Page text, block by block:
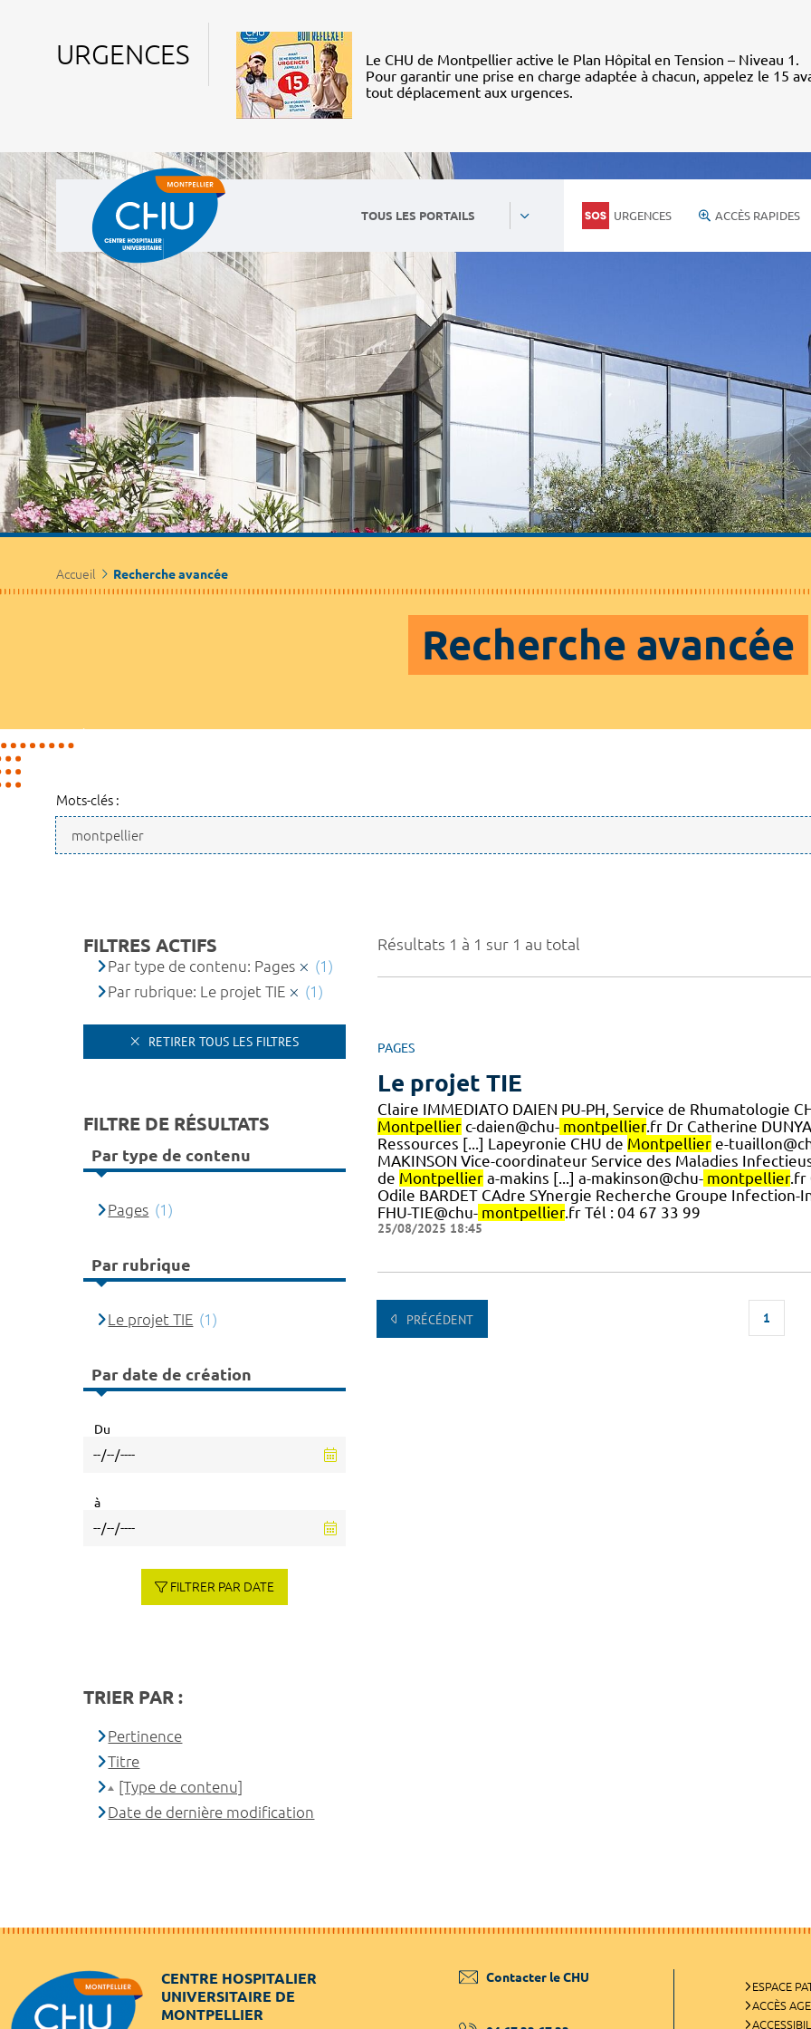
URGENCES
Le CHU de Montpellier active le Plan Hôpital en Tension – Niveau 1.
Pour garantir une prise en charge adaptée à chacun, appelez le 15
tout déplacement aux urgences.
TOUS LES PORTAILS URGENCES ACCÈS RAPIDES
Accueil Recherche avancée
Recherche avancée
Mots-clés :
Résultats 1 à 1 sur 1 au total
PAGES
Le projet TIE
Claire IMMEDIATO DAIEN PU-PH, Service de Rhumatologie
Montpellierc-daien@chu- montpellier.fr Dr Catherine
Ressources [...] Lapeyronie CHU de Montpelliere-
MAKINSON Vice-coordinateur Service des Maladies
de Montpelliera-makins [...] a-makinson@chu- montpellier.fr
Odile BARDET CAdre SYnergie Recherche Groupe Infection-
FHU-TIE@chu- montpellier.fr Tél : 04 67 33 99
25/08/2025 18:45
PRÉCÉDENT 1
FILTRES ACTIFS
Par type de contenu: Pages
(1)
Par rubrique: Le projet TIE
(1)
RETIRER TOUS LES FILTRES
FILTRE DE RÉSULTATS
Par type de contenu
Pages (1)
Par rubrique
Le projet TIE (1)
Par date de création
Du
à
FILTRER PAR DATE
TRIER PAR :
Pertinence
Titre
[Type de contenu]
Date de dernière modification
CENTRE HOSPITALIER
UNIVERSITAIRE DE
MONTPELLIER
Contacter le CHU
ESPACE
ACCÈS